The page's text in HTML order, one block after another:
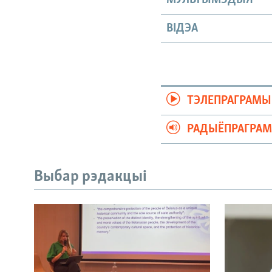
ВІДЭА
ТЭЛЕПРАГРАМЫ
Выбар рэдакцыі